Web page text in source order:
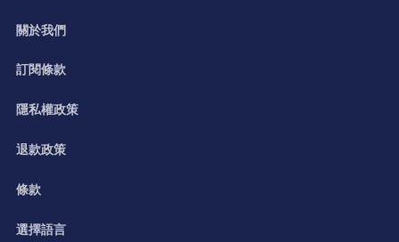
關於我們
訂閱條款
隱私權政策
退款政策
條款
選擇語言